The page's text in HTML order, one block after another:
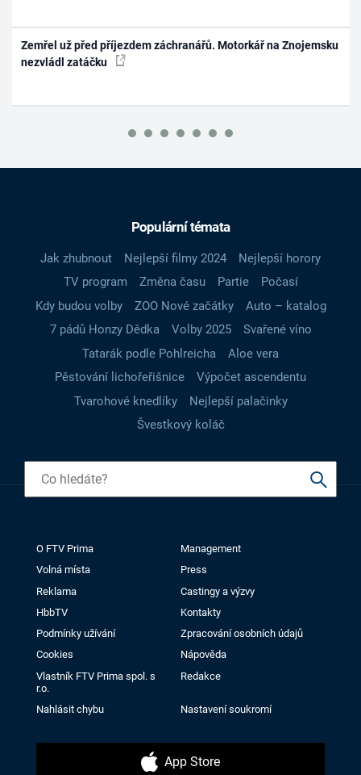
Zemřel už před příjezdem záchranářů. Motorkář na Znojemsku
nezvládl zatáčku
Populární témata
Jak zhubnout Nejlepší filmy 2024
Nejlepší horory
TV program
Změna času Partie
Počasí
Kdy budou volby
ZOO Nové začátky
Auto – katalog
7 pádů Honzy Dědka
Volby 2025
Svařené víno
Tatarák podle Pohlreicha
Aloe vera
Pěstování lichořeřišnice
Výpočet ascendentu
Tvarohové knedlíky
Nejlepší palačinky
Švestkový koláč
O FTV Prima
Management
Volná místa
Press
Reklama
Castingy a výzvy
HbbTV
Kontakty
Podmínky užívání
Zpracování osobních údajů
Cookies
Nápověda
Vlastník FTV Prima spol. s
r.o.
Redakce
Nahlásit chybu Nastavení soukromí
App Store